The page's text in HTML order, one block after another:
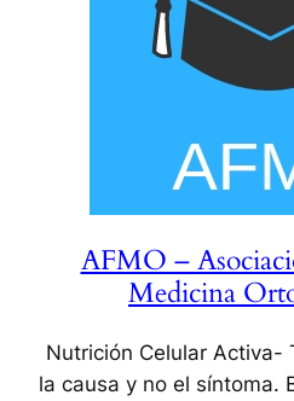
AFMO –
Medicina
Nutrición Celular Activa-
la causa y no el síntoma.